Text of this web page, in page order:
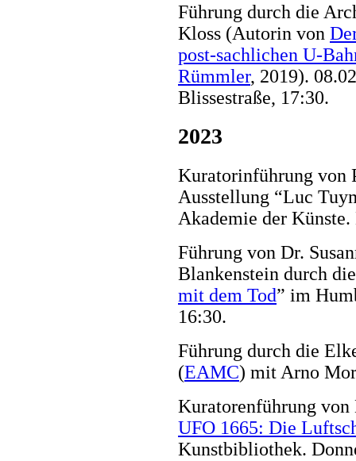
Führung durch die
Kloss (Autorin von
post-sachlichen U-
Rümmler, 2019).
Blissestraße, 17:30.
2023
Kuratorinführung von
Ausstellung “Luc
Akademie der Künste.
Führung von Dr.
Blankenstein durch
mit dem Tod” im
16:30.
Führung durch die
(EAMC) mit Arno
Kuratorenführung
UFO 1665: Die
Kunstbibliothek.